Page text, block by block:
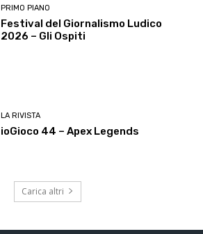
PRIMO PIANO
Festival del Giornalismo Ludico
2026 – Gli Ospiti
LA RIVISTA
ioGioco 44 – Apex Legends
Carica altri